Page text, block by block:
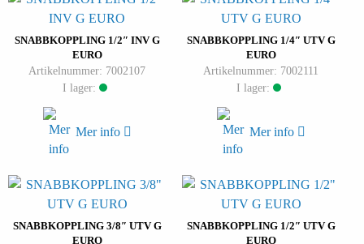
SNABBKOPPLING 1/2″ INV G
EURO
Artikelnummer: 7002107
I lager:
Mer info
SNABBKOPPLING 1/4″ UTV G
EURO
Artikelnummer: 7002111
I lager:
Mer info
SNABBKOPPLING 3/8″ UTV G
EURO
SNABBKOPPLING 1/2″ UTV G
EURO